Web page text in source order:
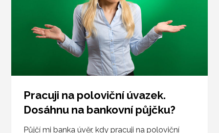
Pracuji na poloviční úvazek.
Dosáhnu na bankovní půjčku?
Půjčí mi banka úvěr, kdy pracuji na poloviční